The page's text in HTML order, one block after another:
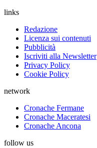
links
Redazione
Licenza sui contenuti
Pubblicità
Iscriviti alla Newsletter
Privacy Policy
Cookie Policy
network
Cronache Fermane
Cronache Maceratesi
Cronache Ancona
follow us